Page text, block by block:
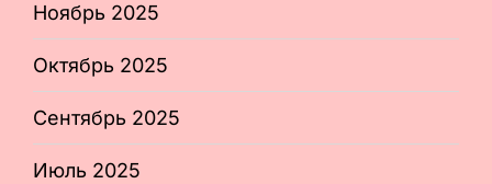
Ноябрь 2025
Октябрь 2025
Сентябрь 2025
Июль 2025